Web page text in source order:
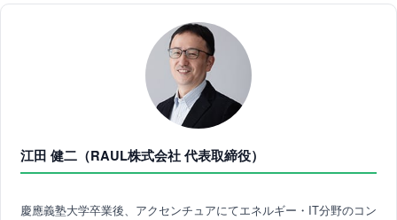
江田 健二（RAUL株式会社 代表取締役）
慶應義塾大学卒業後、アクセンチュアにてエネルギー・IT分野のコン